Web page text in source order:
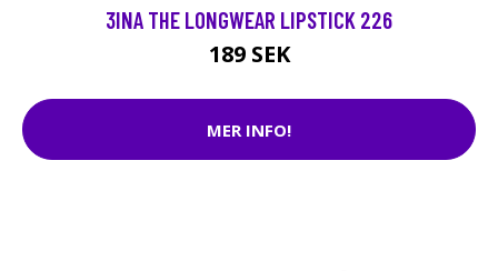
3INA THE LONGWEAR LIPSTICK 226
189 SEK
MER INFO!